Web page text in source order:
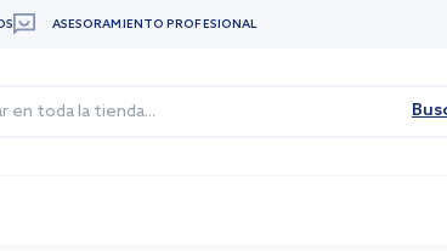
ASESORAMIENTO PROFESIONAL